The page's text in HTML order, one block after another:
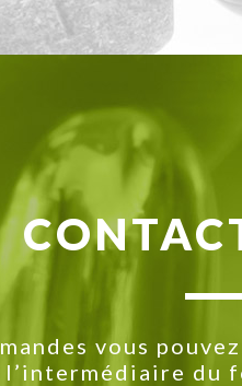
vous
l’intermédiaire du